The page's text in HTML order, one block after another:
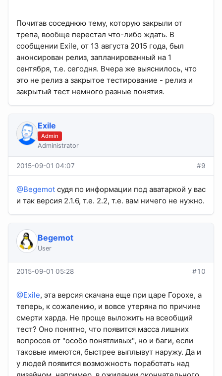
Почитав соседнюю тему, которую закрыли от
трепа, вообще перестал что-либо ждать. В
сообщении Exile, от 13 августа 2015 года, был
анонсирован релиз, запланированный на 1
сентября, т.е. сегодня. Вчера же выяснилось, что
это не релиз а закрытое тестирование - релиз и
закрытый тест немного разные понятия.
Exile
Admin
Administrator
2015-09-01 04:07 #9
@Begemot судя по информации под аватаркой у вас
и так версия 2.1.6, т.е. 2.2, т.е. вам ничего не нужно.
Begemot
User
2015-09-01 05:28 #10
@Exile, эта версия скачана еще при царе Горохе, а
теперь, к сожалению, и вовсе утеряна по причине
смерти харда. Не проще выложить на всеобщий
тест? Оно понятно, что появится масса лишних
вопросов от "особо понятливых", но и баги, если
таковые имеются, быстрее выплывут наружу. Да и
у людей появится возможность поработать над